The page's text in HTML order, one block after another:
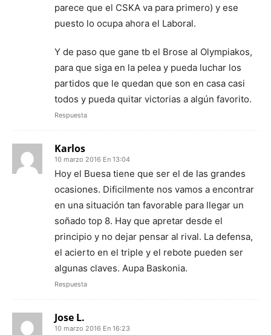
parece que el CSKA va para primero) y ese
puesto lo ocupa ahora el Laboral.
Y de paso que gane tb el Brose al Olympiakos,
para que siga en la pelea y pueda luchar los
partidos que le quedan que son en casa casi
todos y pueda quitar victorias a algún favorito.
Respuesta
Karlos
10 marzo 2016 En 13:04
Hoy el Buesa tiene que ser el de las grandes
ocasiones. Dificilmente nos vamos a encontrar
en una situación tan favorable para llegar un
soñado top 8. Hay que apretar desde el
principio y no dejar pensar al rival. La defensa,
el acierto en el triple y el rebote pueden ser
algunas claves. Aupa Baskonia.
Respuesta
Jose L.
10 marzo 2016 En 16:23